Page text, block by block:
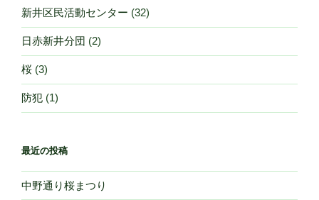
新井区民活動センター (32)
日赤新井分団 (2)
桜 (3)
防犯 (1)
最近の投稿
中野通り桜まつり